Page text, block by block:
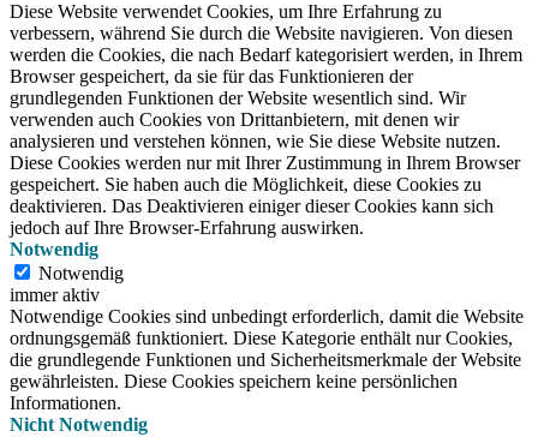
Diese Website verwendet Cookies, um Ihre Erfahrung zu
verbessern, während Sie durch die Website navigieren. Von diesen
werden die Cookies, die nach Bedarf kategorisiert werden, in Ihrem
Browser gespeichert, da sie für das Funktionieren der
grundlegenden Funktionen der Website wesentlich sind. Wir
verwenden auch Cookies von Drittanbietern, mit denen wir
analysieren und verstehen können, wie Sie diese Website nutzen.
Diese Cookies werden nur mit Ihrer Zustimmung in Ihrem Browser
gespeichert. Sie haben auch die Möglichkeit, diese Cookies zu
deaktivieren. Das Deaktivieren einiger dieser Cookies kann sich
jedoch auf Ihre Browser-Erfahrung auswirken.
Notwendig
Notwendig
immer aktiv
Notwendige Cookies sind unbedingt erforderlich, damit die Website
ordnungsgemäß funktioniert. Diese Kategorie enthält nur Cookies,
die grundlegende Funktionen und Sicherheitsmerkmale der Website
gewährleisten. Diese Cookies speichern keine persönlichen
Informationen.
Nicht Notwendig